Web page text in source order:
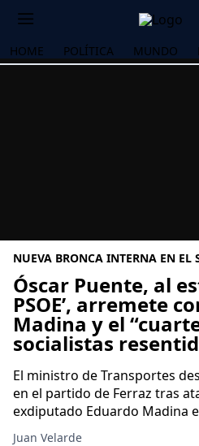
HOME POLÍTICA MUNDO
NUEVA BRONCA INTERNA EN EL
Óscar Puente, al
PSOE’, arremete
Madina y el
socialistas
El ministro de Transportes
en el partido de Ferraz tras
exdiputado Eduardo Madina
Juan Velarde